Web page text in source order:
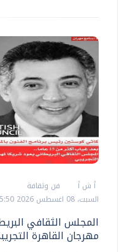
أ ش أ
فن وثقافة
السبت، 08 اغسطس 2026 05:50 م
المجلس الثقافي
مهرجان القاهرة